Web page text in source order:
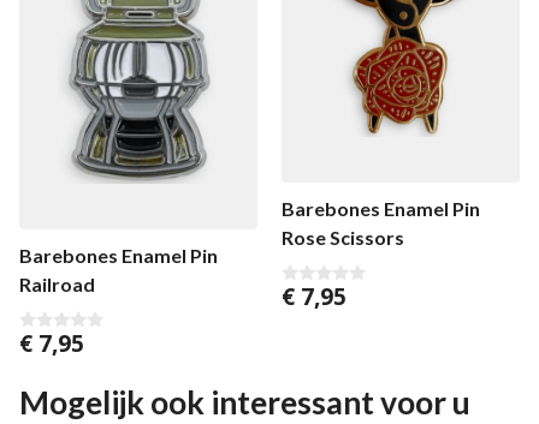
Barebones Enamel Pin
Railroad
0
n
5
€ 7,95
Barebones Enamel Pin
Rose Scissors
0
€ 7,95
Mogelijk ook interessant voor u